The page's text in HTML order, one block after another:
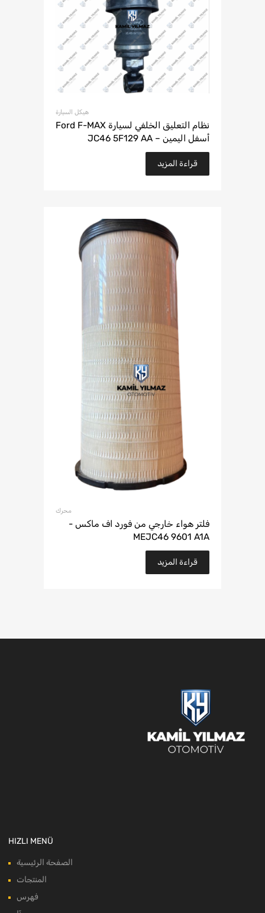
هيكل السيارة
نظام التعليق الخلفي لسيارة Ford F-MAX
أسفل اليمين – JC46 5F129 AA
قراءة المزيد
محرك
فلتر هواء خارجي من فورد اف ماكس -
MEJC46 9601 A1A
قراءة المزيد
HIZLI MENÜ
الصفحة الرئيسية
المنتجات
فهرس